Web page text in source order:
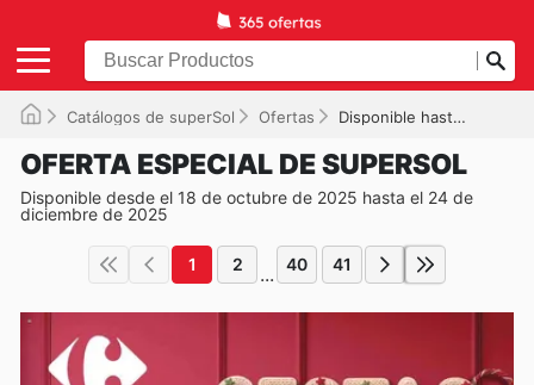
Catálogos de superSol Ofertas Disponible hasta el 24/12/2025
OFERTA ESPECIAL DE SUPERSOL
Disponible desde el 18 de octubre de 2025 hasta el 24 de
diciembre de 2025
1 2 ... 40 41